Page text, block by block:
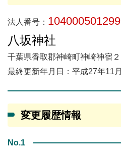
法人番号：
八坂神社
千葉県香取郡神崎町神崎神宿
最終更新年月日：平成27年11
変更履歴情報
No.1